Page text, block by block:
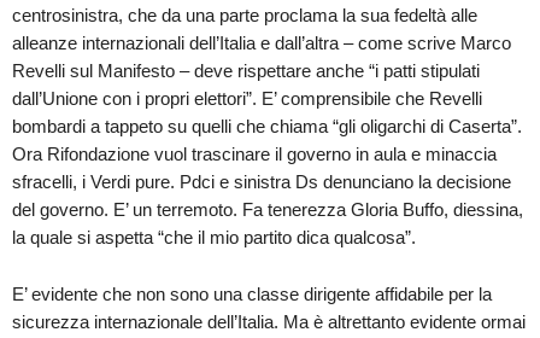
centrosinistra, che da una parte proclama la sua fedeltà alle
alleanze internazionali dell’Italia e dall’altra – come scrive Marco
Revelli sul Manifesto – deve rispettare anche “i patti stipulati
dall’Unione con i propri elettori”. E’ comprensibile che Revelli
bombardi a tappeto su quelli che chiama “gli oligarchi di Caserta”.
Ora Rifondazione vuol trascinare il governo in aula e minaccia
sfracelli, i Verdi pure. Pdci e sinistra Ds denunciano la decisione
del governo. E’ un terremoto. Fa tenerezza Gloria Buffo, diessina,
la quale si aspetta “che il mio partito dica qualcosa”.
E’ evidente che non sono una classe dirigente affidabile per la
sicurezza internazionale dell’Italia. Ma è altrettanto evidente ormai